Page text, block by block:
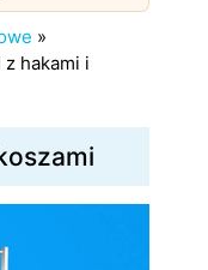
»
z hakami i